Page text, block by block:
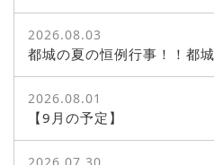
2026.08.03
都城の夏の恒例行事！！都
2026.08.01
【9月の予定】
2026.07.30